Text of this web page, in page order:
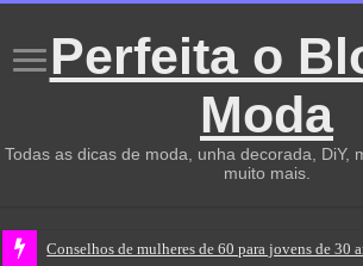
Perfeita o
Moda
Todas as dicas de moda, unha decorada, DiY,
muito mais.
Conselhos de mulheres de 60 para jovens de 30